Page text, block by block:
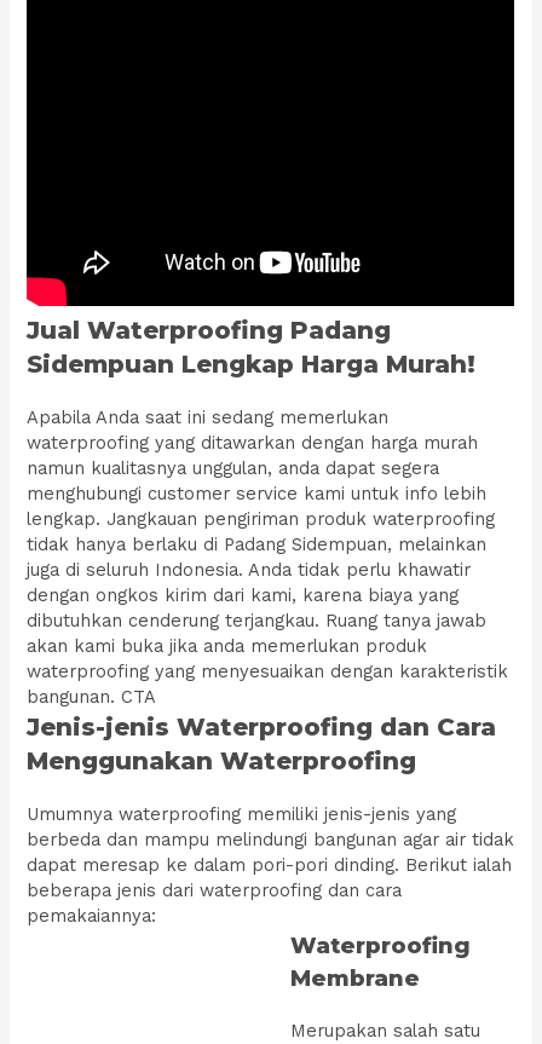
Jual Waterproofing Padang
Sidempuan Lengkap Harga Murah!
Apabila Anda saat ini sedang memerlukan
waterproofing yang ditawarkan dengan harga murah
namun kualitasnya unggulan, anda dapat segera
menghubungi customer service kami untuk info lebih
lengkap. Jangkauan pengiriman produk waterproofing
tidak hanya berlaku di Padang Sidempuan, melainkan
juga di seluruh Indonesia. Anda tidak perlu khawatir
dengan ongkos kirim dari kami, karena biaya yang
dibutuhkan cenderung terjangkau. Ruang tanya jawab
akan kami buka jika anda memerlukan produk
waterproofing yang menyesuaikan dengan karakteristik
bangunan. CTA
Jenis-jenis Waterproofing dan Cara
Menggunakan Waterproofing
Umumnya waterproofing memiliki jenis-jenis yang
berbeda dan mampu melindungi bangunan agar air tidak
dapat meresap ke dalam pori-pori dinding. Berikut ialah
beberapa jenis dari waterproofing dan cara
pemakaiannya:
Waterproofing
Membrane
Merupakan salah satu